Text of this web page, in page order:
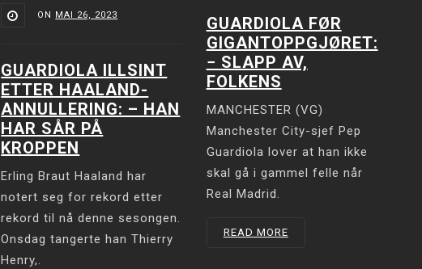
ON MAI 26, 2023
GUARDIOLA ILLSINT
ETTER HAALAND-
ANNULLERING: – HAN
HAR SÅR PÅ
KROPPEN
Erling Braut Haaland har
notert seg for rekord etter
rekord til nå denne sesongen.
Onsdag tangerte han Thierry
Henry,.
GUARDIOLA FØR
GIGANTOPPGJØRET:
− SLAPP AV,
FOLKENS
MANCHESTER (VG)
Manchester City-sjef Pep
Guardiola lover at han ikke
skal gå i gammel felle når
Real Madrid.
READ MORE